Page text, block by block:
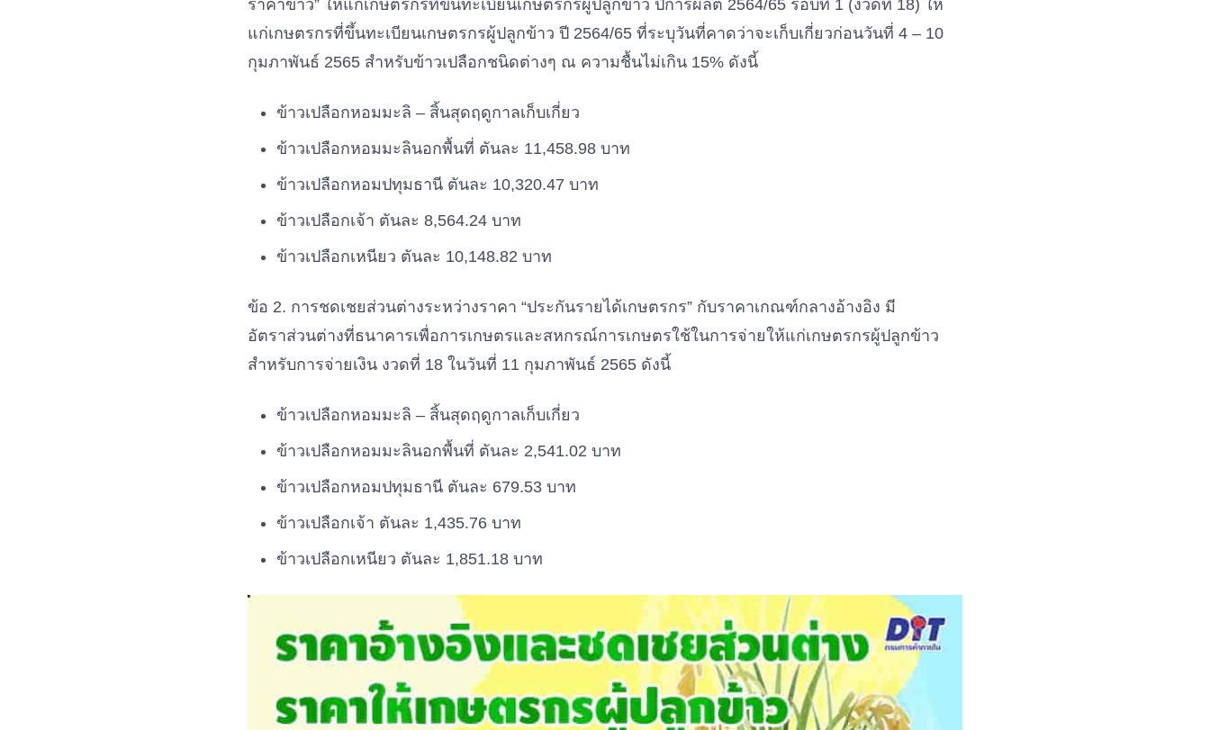
ราคาข้าว” ให้แก่เกษตรกรที่ขึ้นทะเบียนเกษตรกรผู้ปลูกข้าว ปีการผลิต 2564/65 รอบที่ 1 (งวดที่ 18) ให้
แก่เกษตรกรที่ขึ้นทะเบียนเกษตรกรผู้ปลูกข้าว ปี 2564/65 ที่ระบุวันที่คาดว่าจะเก็บเกี่ยวก่อนวันที่ 4 – 10
กุมภาพันธ์ 2565 สำหรับข้าวเปลือกชนิดต่างๆ ณ ความชื้นไม่เกิน 15% ดังนี้
ข้าวเปลือกหอมมะลิ – สิ้นสุดฤดูกาลเก็บเกี่ยว
ข้าวเปลือกหอมมะลินอกพื้นที่ ตันละ 11,458.98 บาท
ข้าวเปลือกหอมปทุมธานี ตันละ 10,320.47 บาท
ข้าวเปลือกเจ้า ตันละ 8,564.24 บาท
ข้าวเปลือกเหนียว ตันละ 10,148.82 บาท
ข้อ 2. การชดเชยส่วนต่างระหว่างราคา “ประกันรายได้เกษตรกร” กับราคาเกณฑ์กลางอ้างอิง มี
อัตราส่วนต่างที่ธนาคารเพื่อการเกษตรและสหกรณ์การเกษตรใช้ในการจ่ายให้แก่เกษตรกรผู้ปลูกข้าว
สำหรับการจ่ายเงิน งวดที่ 18 ในวันที่ 11 กุมภาพันธ์ 2565 ดังนี้
ข้าวเปลือกหอมมะลิ – สิ้นสุดฤดูกาลเก็บเกี่ยว
ข้าวเปลือกหอมมะลินอกพื้นที่ ตันละ 2,541.02 บาท
ข้าวเปลือกหอมปทุมธานี ตันละ 679.53 บาท
ข้าวเปลือกเจ้า ตันละ 1,435.76 บาท
ข้าวเปลือกเหนียว ตันละ 1,851.18 บาท